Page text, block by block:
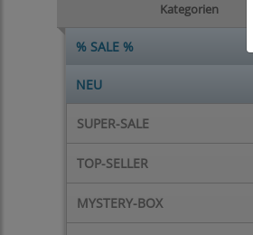
Kategorien
% SALE %
NEU
SUPER-SALE
TOP-SELLER
MYSTERY-BOX